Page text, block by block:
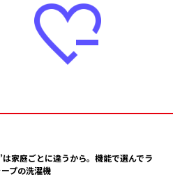
家庭ごとに違うから。機能で選んでラ
プの洗濯機